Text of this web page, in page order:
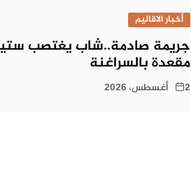
أخبار الاقاليم
جريمة صادمة..شاب يغتصب
مقعدة بالسراغنة
2 أغسطس، 2026